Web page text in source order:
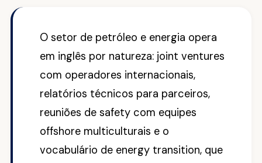
O setor de petróleo e energia opera
em inglês por natureza: joint ventures
com operadores internacionais,
relatórios técnicos para parceiros,
reuniões de safety com equipes
offshore multiculturais e o
vocabulário de energy transition, que